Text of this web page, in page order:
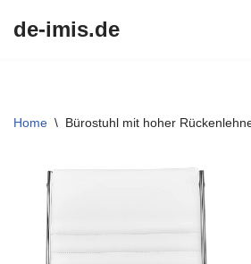
de-imis.de
Home \ Bürostuhl mit hoher